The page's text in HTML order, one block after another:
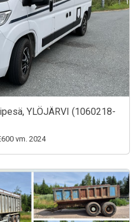
YLÖJÄRVI (1060218-
vm. 2024